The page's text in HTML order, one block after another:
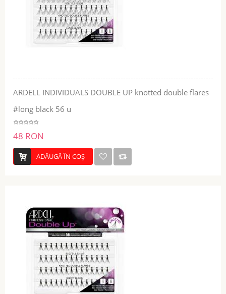
ARDELL INDIVIDUALS DOUBLE UP knotted double flares
#long black 56 u
48 RON
ADĂUGĂ ÎN COŞ